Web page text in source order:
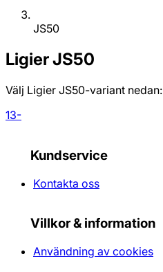
JS50
LigierJS50
Välj Ligier JS50-variant nedan:
13-
Kundservice
Kontakta oss
Villkor & information
Användning av cookies